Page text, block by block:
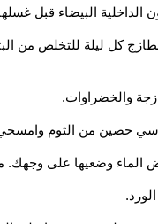
البيضاء قبل غسلها
كل ليلة للتخلص من
والخضراوات.
حصين من الثوم وامسحي
الماء وضعيها على وجهك.